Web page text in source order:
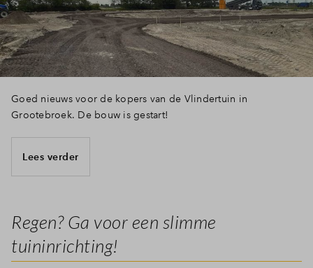
Goed nieuws voor de kopers van de Vlindertuin in
Grootebroek. De bouw is gestart!
Lees verder
Regen? Ga voor een slimme
tuininrichting!